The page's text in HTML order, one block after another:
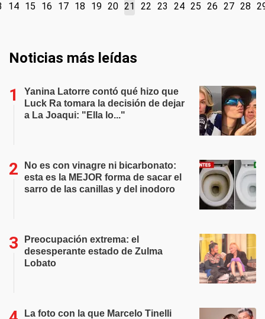
14 15 16 17 18 19 20 21 22 23 24 25 26 27 28
Noticias más leídas
Yanina Latorre contó qué hizo que
Luck Ra tomara la decisión de dejar
a La Joaqui: "Ella lo..."
No es con vinagre ni bicarbonato:
esta es la MEJOR forma de sacar el
sarro de las canillas y del inodoro
Preocupación extrema: el
desesperante estado de Zulma
Lobato
La foto con la que Marcelo Tinelli